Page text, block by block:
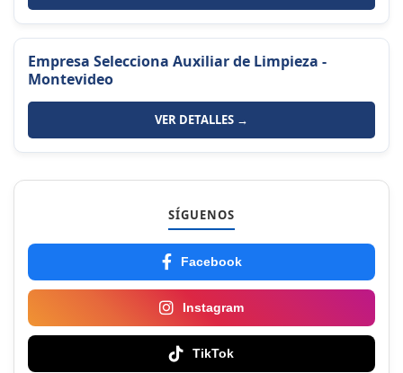
Empresa Selecciona Auxiliar de Limpieza -
Montevideo
VER DETALLES →
SÍGUENOS
Facebook
Instagram
TikTok